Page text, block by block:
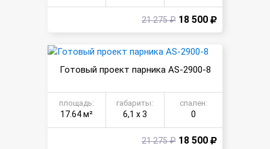
21 275 ₽ 18 500
Готовый проект парника AS-2900-8
площадь:
17.64 м²
габариты:
6,1 х 3
спален:
0
21 275 ₽ 18 500